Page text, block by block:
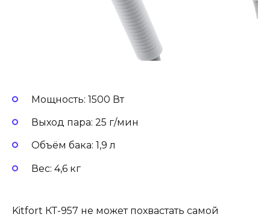
Мощность: 1500 Вт
Выход пара: 25 г/мин
Объём бака: 1,9 л
Вес: 4,6 кг
Kitfort КТ-957 не может похвастать самой